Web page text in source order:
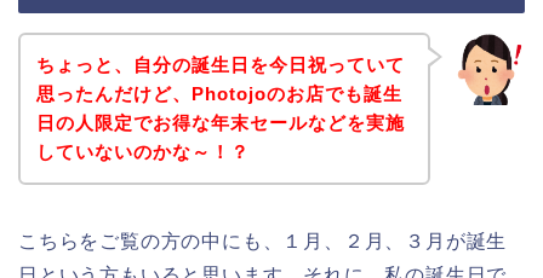
ちょっと、自分の誕生日を今日祝っていて
思ったんだけど、Photojoのお店でも誕生
日の人限定でお得な年末セールなどを実施
していないのかな～！？
こちらをご覧の方の中にも、１月、２月、３月が誕生